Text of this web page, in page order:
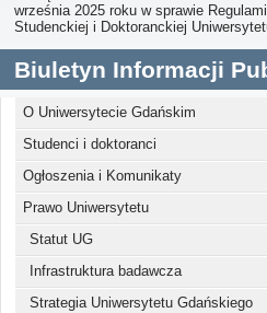
września 2025 roku w sprawie
Studenckiej i Doktoranckiej
Biuletyn Informacji
O Uniwersytecie Gdańskim
Studenci i doktoranci
Ogłoszenia i Komunikaty
Prawo Uniwersytetu
Statut UG
Infrastruktura badawcza
Strategia Uniwersytetu Gdańskiego